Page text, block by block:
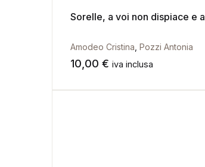
Sorelle, a voi non dispiace e
Amodeo Cristina Pozzi Antonia
10,00 € iva inclusa